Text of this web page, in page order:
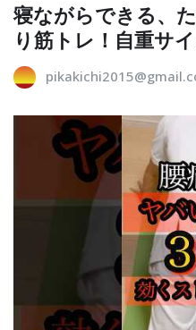
寝ながらできる、
り筋トレ！自重サ